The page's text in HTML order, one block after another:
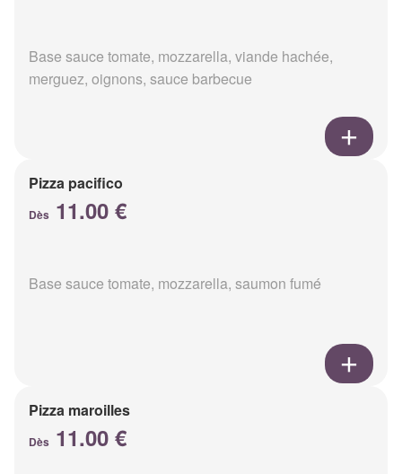
Base sauce tomate, mozzarella, viande hachée,
merguez, oignons, sauce barbecue
Pizza pacifico
Dès 11.00 €
Base sauce tomate, mozzarella, saumon fumé
Pizza maroilles
Dès 11.00 €